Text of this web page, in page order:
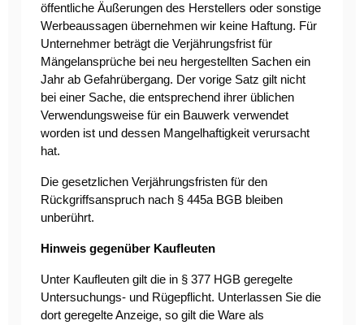
öffentliche Äußerungen des Herstellers oder sonstige
Werbeaussagen übernehmen wir keine Haftung. Für
Unternehmer beträgt die Verjährungsfrist für
Mängelansprüche bei neu hergestellten Sachen ein
Jahr ab Gefahrübergang. Der vorige Satz gilt nicht
bei einer Sache, die entsprechend ihrer üblichen
Verwendungsweise für ein Bauwerk verwendet
worden ist und dessen Mangelhaftigkeit verursacht
hat.
Die gesetzlichen Verjährungsfristen für den
Rückgriffsanspruch nach § 445a BGB bleiben
unberührt.
Hinweis gegenüber Kaufleuten
Unter Kaufleuten gilt die in § 377 HGB geregelte
Untersuchungs- und Rügepflicht. Unterlassen Sie die
dort geregelte Anzeige, so gilt die Ware als